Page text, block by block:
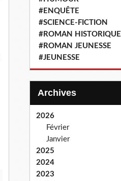
#ENQUÊTE
#SCIENCE-FICTION
#ROMAN HISTORIQUE
#ROMAN JEUNESSE
#JEUNESSE
Archives
2026
Février
Janvier
2025
2024
2023